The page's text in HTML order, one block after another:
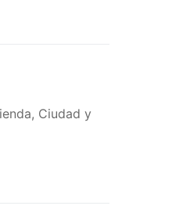
Ciudad y